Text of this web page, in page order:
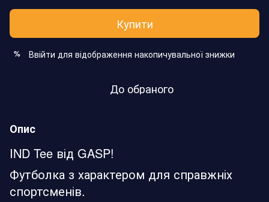
Купити
% Ввійти для відображення накопичувальної знижки
До обраного
Опис
IND Tee від GASP!
Футболка з характером для справжніх
спортсменів.